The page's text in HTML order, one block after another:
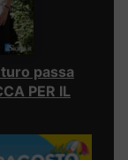
passa
PER IL